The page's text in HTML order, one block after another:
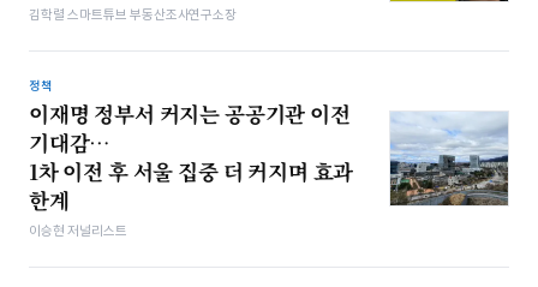
김학렬 스마트튜브 부동산조사연구소장
정책
이재명 정부서 커지는 공공기관 이전
기대감…
1차 이전 후 서울 집중 더 커지며 효과
한계
이승현 저널리스트